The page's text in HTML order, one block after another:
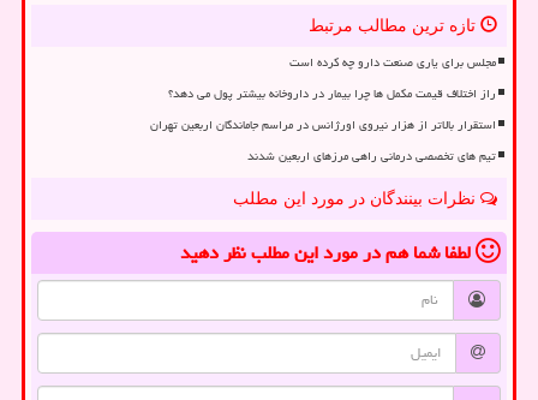
تازه ترین مطالب مرتبط
مجلس برای یاری صنعت دارو چه کرده است
راز اختلاف قیمت مکمل ها چرا بیمار در داروخانه بیشتر پول می دهد؟
استقرار بالاتر از هزار نیروی اورژانس در مراسم جاماندگان اربعین تهران
تیم های تخصصی درمانی راهی مرزهای اربعین شدند
نظرات بینندگان در مورد این مطلب
لطفا شما همدر مورد این مطلبنظر دهید